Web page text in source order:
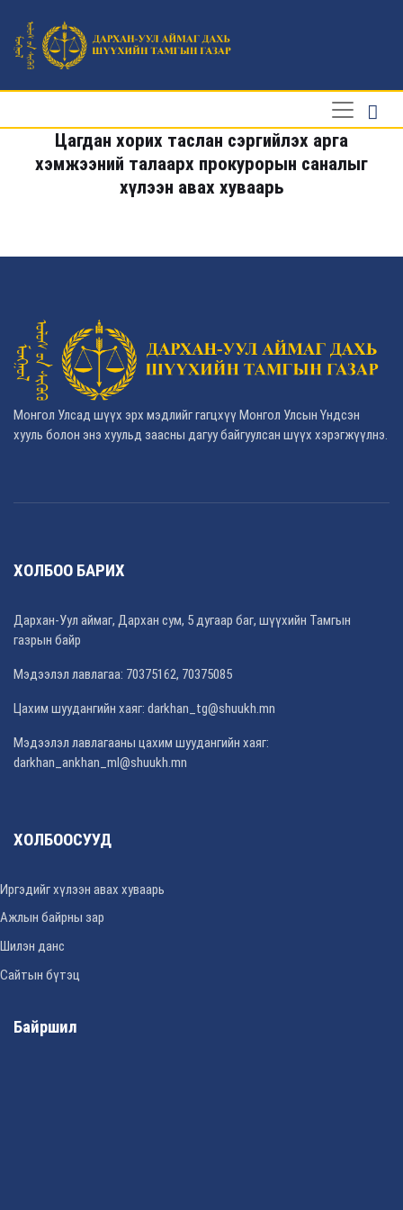
Цагдан хорих таслан сэргийлэх арга
хэмжээний талаарх прокурорын саналыг
хүлээн авах хуваарь
Монгол Улсад шүүх эрх мэдлийг гагцхүү Монгол Улсын Үндсэн
хууль болон энэ хуульд заасны дагуу байгуулсан шүүх хэрэгжүүлнэ.
ХОЛБОО БАРИХ
Дархан-Уул аймаг, Дархан сум, 5 дугаар баг, шүүхийн Тамгын
газрын байр
Мэдээлэл лавлагаа: 70375162, 70375085
Цахим шуудангийн хаяг: darkhan_tg@shuukh.mn
Мэдээлэл лавлагааны цахим шуудангийн хаяг:
darkhan_ankhan_ml@shuukh.mn
ХОЛБООСУУД
Иргэдийг хүлээн авах хуваарь
Ажлын байрны зар
Шилэн данс
Сайтын бүтэц
Байршил